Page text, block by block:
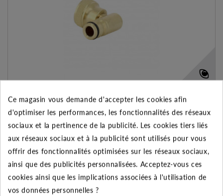
NEZ DE ROBINET ROTATIF 3/4" FEMELLE LAITON - 20X27
12.37 €
AJOUTER AU PANIER VOIR LE PRODUIT
Expédié l'après-midi pour une commande avant 11h
Ajouter à mes préférences
Ce magasin vous demande d'accepter les cookies afin
d'optimiser les performances, les fonctionnalités des réseaux
sociaux et la pertinence de la publicité. Les cookies tiers liés
aux réseaux sociaux et à la publicité sont utilisés pour vous
offrir des fonctionnalités optimisées sur les réseaux sociaux,
ainsi que des publicités personnalisées. Acceptez-vous ces
cookies ainsi que les implications associées à l'utilisation de
vos données personnelles ?